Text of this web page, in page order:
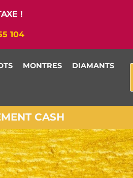
!
104
MONTRES DIAMANTS
CASH